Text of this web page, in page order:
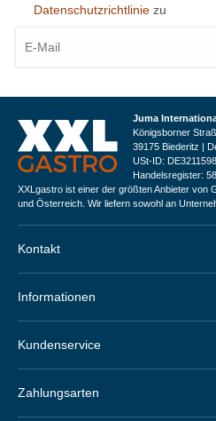
Datenschutzrichtlinie zu
Juma
Königsborner
39175 Biederitz |
USt-ID:
Handelsregister:
XXLgastro ist einer der größten Anbieter von
und Österreich. Wir liefern sowohl an
Kontakt
Informationen
Kundenservice
Zahlungsarten